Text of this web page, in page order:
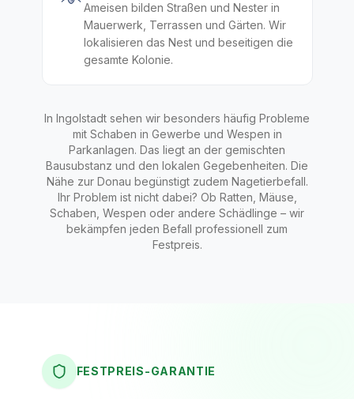
Ameisen bilden Straßen und Nester in
Mauerwerk, Terrassen und Gärten. Wir
lokalisieren das Nest und beseitigen die
gesamte Kolonie.
In Ingolstadt sehen wir besonders häufig Probleme
mit Schaben in Gewerbe und Wespen in
Parkanlagen. Das liegt an der gemischten
Bausubstanz und den lokalen Gegebenheiten. Die
Nähe zur Donau begünstigt zudem Nagetierbefall.
Ihr Problem ist nicht dabei? Ob Ratten, Mäuse,
Schaben, Wespen oder andere Schädlinge – wir
bekämpfen jeden Befall professionell zum
Festpreis.
FESTPREIS-GARANTIE